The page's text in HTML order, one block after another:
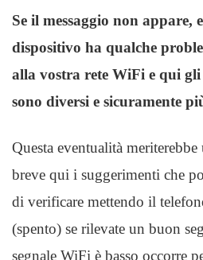
Se il messaggio non appare,
dispositivo ha qualche
alla vostra rete WiFi e qui gli
sono diversi e sicuramente
Questa eventualità
breve qui i suggerimenti che
di verificare mettendo il
(spento) se rilevate un buon
segnale WiFi è basso occorre